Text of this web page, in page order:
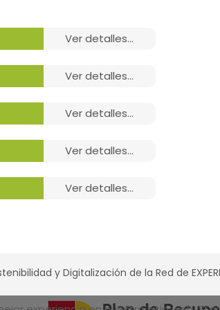
ver detalles...
ver detalles...
ver detalles...
Amenities,
ver detalles...
ver detalles...
y Digitalización de la Red de